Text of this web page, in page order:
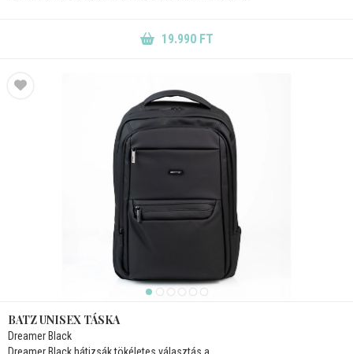
19.990 FT
BATZ UNISEX TÁSKA
Dreamer Black